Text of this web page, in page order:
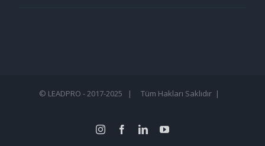
© LEADPRO - 2017-2025 | Tüm Hakları Saklıdır |
instagramfacebooklinkedinyoutube